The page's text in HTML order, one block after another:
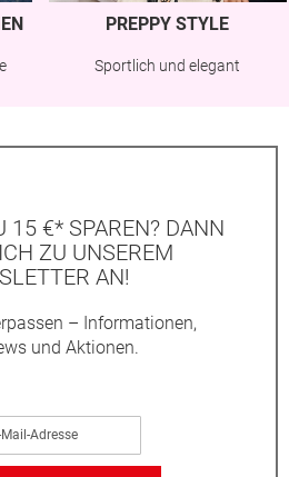
PREPPY STYLE
Sportlich und elegant
15 €* SPAREN? DANN
ZU UNSEREM
AN!
– Informationen,
und Aktionen.